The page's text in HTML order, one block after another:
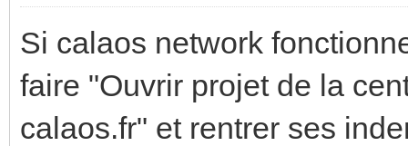
Si calaos network
faire "Ouvrir projet de la
calaos.fr" et rentrer ses